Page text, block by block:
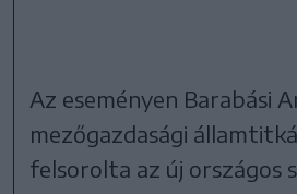
Az eseményen Barabási
mezőgazdasági
felsorolta az új országos